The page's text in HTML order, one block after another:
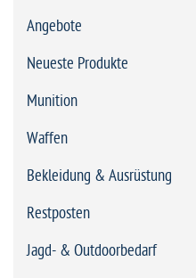
Angebote
Neueste Produkte
Munition
Waffen
Bekleidung & Ausrüstung
Restposten
Jagd- & Outdoorbedarf